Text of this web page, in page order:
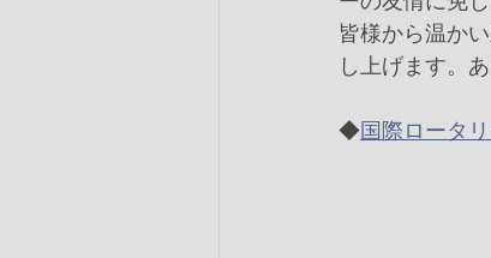
皆様から温か
し上げます。
◆国際ロータ